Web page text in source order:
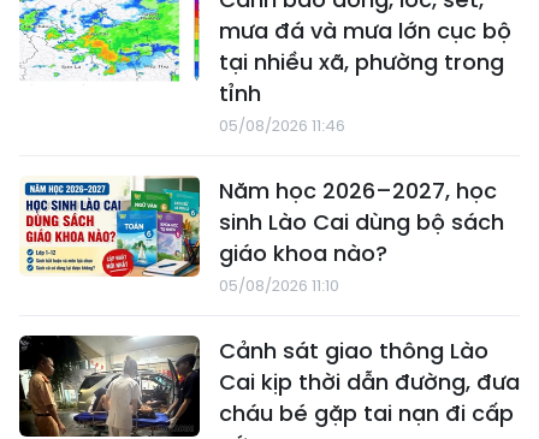
mưa đá và mưa lớn cục bộ
tại nhiều xã, phường trong
tỉnh
05/08/2026 11:46
Năm học 2026–2027, học
sinh Lào Cai dùng bộ sách
giáo khoa nào?
05/08/2026 11:10
Cảnh sát giao thông Lào
Cai kịp thời dẫn đường, đưa
cháu bé gặp tai nạn đi cấp